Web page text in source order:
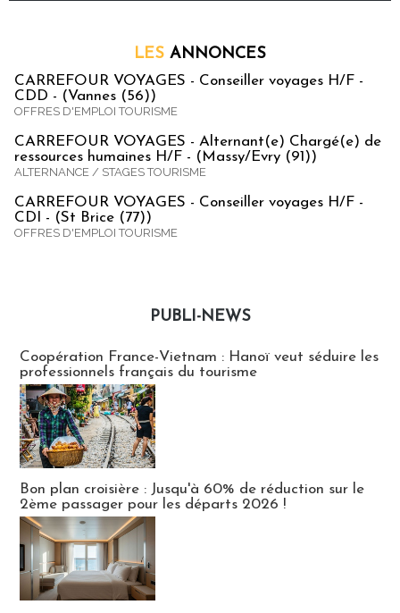
LES ANNONCES
CARREFOUR VOYAGES - Conseiller voyages H/F -
CDD - (Vannes (56))
OFFRES D'EMPLOI TOURISME
CARREFOUR VOYAGES - Alternant(e) Chargé(e) de
ressources humaines H/F - (Massy/Evry (91))
ALTERNANCE / STAGES TOURISME
CARREFOUR VOYAGES - Conseiller voyages H/F -
CDI - (St Brice (77))
OFFRES D'EMPLOI TOURISME
PUBLI-NEWS
Coopération France-Vietnam : Hanoï veut séduire les
professionnels français du tourisme
Bon plan croisière : Jusqu'à 60% de réduction sur le
2ème passager pour les départs 2026 !